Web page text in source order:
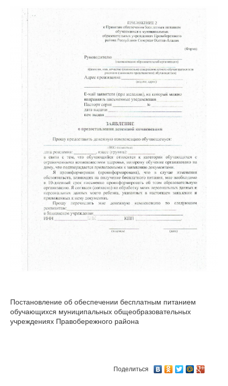
Постановление об обеспечении бесплатным питанием
обучающихся муниципальных общеобразовательных
учреждениях Правобережного района
Поделиться